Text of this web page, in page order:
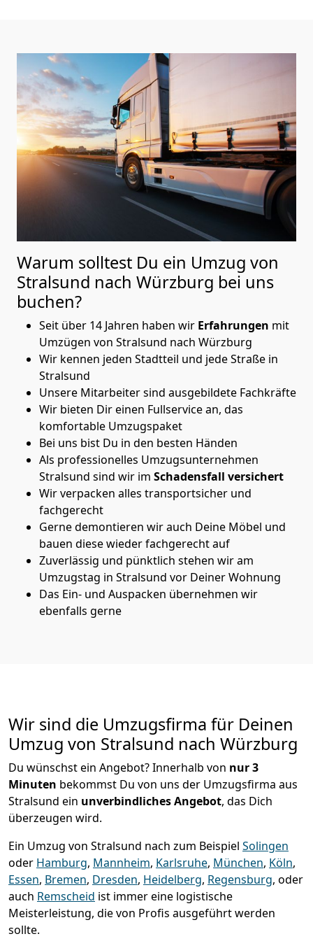
Warum solltest Du ein Umzug von
Stralsund nach Würzburg bei uns
buchen?
Seit über 14 Jahren haben wir Erfahrungen mit
Umzügen von Stralsund nach Würzburg
Wir kennen jeden Stadtteil und jede Straße in
Stralsund
Unsere Mitarbeiter sind ausgebildete Fachkräfte
Wir bieten Dir einen Fullservice an, das
komfortable Umzugspaket
Bei uns bist Du in den besten Händen
Als professionelles Umzugsunternehmen
Stralsund sind wir im Schadensfall versichert
Wir verpacken alles transportsicher und
fachgerecht
Gerne demontieren wir auch Deine Möbel und
bauen diese wieder fachgerecht auf
Zuverlässig und pünktlich stehen wir am
Umzugstag in Stralsund vor Deiner Wohnung
Das Ein- und Auspacken übernehmen wir
ebenfalls gerne
Wir sind die Umzugsfirma für Deinen
Umzug von Stralsund nach Würzburg
Du wünschst ein Angebot? Innerhalb von nur 3
Minuten bekommst Du von uns der Umzugsfirma aus
Stralsund ein unverbindliches Angebot, das Dich
überzeugen wird.
Ein Umzug von Stralsund nach zum Beispiel Solingen
oder Hamburg, Mannheim, Karlsruhe, München, Köln,
Essen, Bremen, Dresden, Heidelberg, Regensburg, oder
auch Remscheid ist immer eine logistische
Meisterleistung, die von Profis ausgeführt werden
sollte.